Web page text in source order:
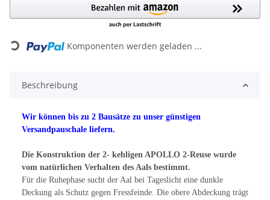
Loading... Komponenten werden geladen ...
Beschreibung
Wir können bis zu 2 Bausätze zu unser günstigen
Versandpauschale liefern.
Die Konstruktion der 2- kehligen APOLLO 2-Reuse wurde
vom natürlichen Verhalten des Aals bestimmt.
Für die Ruhephase sucht der Aal bei Tageslicht eine dunkle
Deckung als Schutz gegen Fressfeinde. Die obere Abdeckung trägt